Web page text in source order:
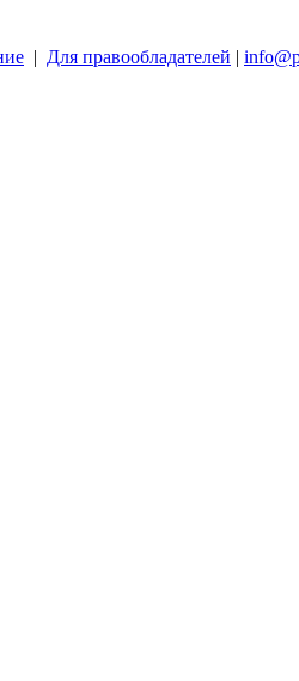
| Для правообладателей |